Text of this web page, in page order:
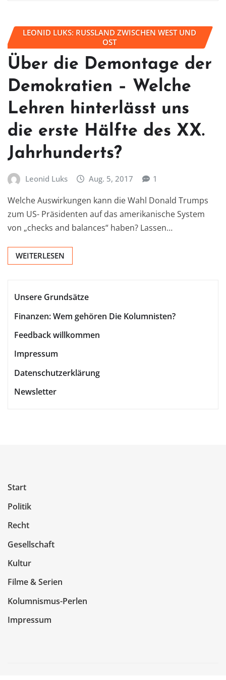
LEONID LUKS: RUSSLAND ZWISCHEN WEST UND
OST
Über die Demontage der
Demokratien – Welche
Lehren hinterlässt uns
die erste Hälfte des XX.
Jahrhunderts?
Leonid Luks Aug. 5, 2017 1
Welche Auswirkungen kann die Wahl Donald Trumps
zum US- Präsidenten auf das amerikanische System
von „checks and balances“ haben? Lassen…
WEITERLESEN
Unsere Grundsätze
Finanzen: Wem gehören Die Kolumnisten?
Feedback willkommen
Impressum
Datenschutzerklärung
Newsletter
Start
Politik
Recht
Gesellschaft
Kultur
Filme & Serien
Kolumnismus-Perlen
Impressum